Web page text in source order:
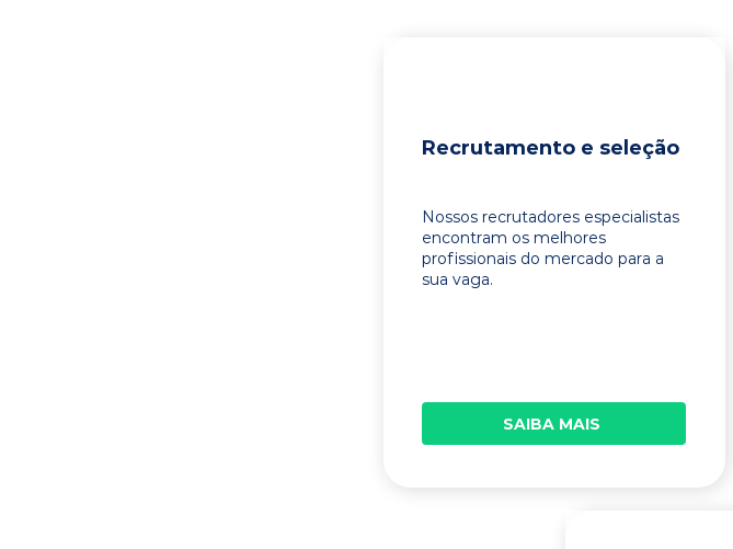
Recrutamento e seleção
Nossos recrutadores especialistas
encontram os melhores
profissionais do mercado para a
sua vaga.
SAIBA MAIS